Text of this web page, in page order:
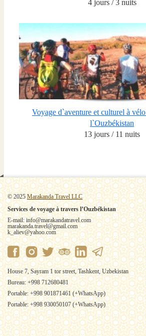
4 jours / 3 nuits
Voyage d`aventure et culturel à
l`Ouzbékistan
13 jours / 11 nuits
© 2025Marakanda Travel LLC
Services de voyage à travers l’Ouzbékistan
E-mail: info@marakandatravel.com
marakanda.travel@gmail.com
k_aliev@yahoo.com
House 7, Sayram 1 tor street, Tashkent, Uzbekistan
Bureau: +998 712680481
Portable: +998 901871461 (+WhatsApp)
Portable: +998 930050107 (+WhatsApp)